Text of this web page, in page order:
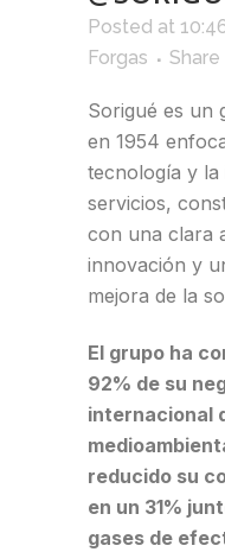
Posted at
Forgas
Share
Sorigué es un
en 1954
tecnología y la
servicios,
con una clara
innovación y
mejora de la
El grupo ha
92% de su
internacional
reducido su
en un 31%
gases de